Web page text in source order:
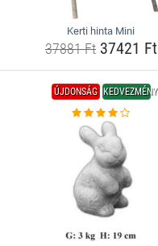
Kerti hinta Mini
37881 Ft37421 Ft
ÚJDONSÁG KEDVEZMÉNY